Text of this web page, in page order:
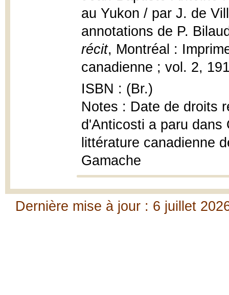
au Yukon / par J. de
annotations de P.
récit, Montréal :
canadienne ; vol. 2,
ISBN : (Br.)
Notes : Date de droits
d'Anticosti a paru dans
littérature canadienne
Gamache
Dernière mise à jour : 6 juillet